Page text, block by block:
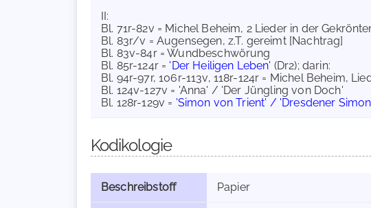
II:
Bl. 71r-82v = Michel Beheim, 2 Lieder in der
Bl. 83r/v = Augensegen, z.T. gereimt [Nachtrag]
Bl. 83v-84r = Wundbeschwörung
Bl. 85r-124r = 'Der Heiligen Leben' (Dr2); darin:
Bl. 94r-97r, 106r-113v, 118r-124r = Michel Beheim,
Bl. 124v-127v = 'Anna' / 'Der Jüngling von Doch'
Bl. 128r-129v = 'Simon von Trient' / 'Dresdener
Kodikologie
Beschreibstoff Papier